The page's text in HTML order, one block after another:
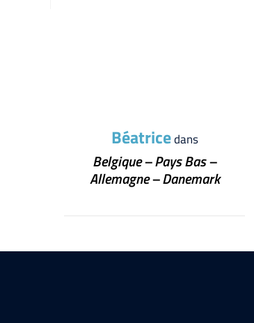
Béatricedans
Belgique – Pays Bas –
Allemagne – Danemark